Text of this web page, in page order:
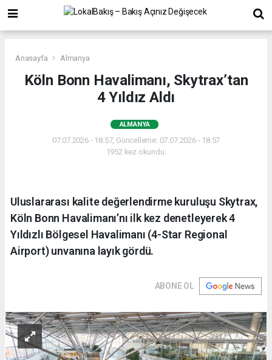
Anasayfa Almanya
Köln Bonn Havalimanı, Skytrax’tan
4 Yıldız Aldı
ALMANYA
07.07.2026 - 18:57, Güncelleme: 07.07.2026 - 18:57
1952 kez okundu.
Uluslararası kalite değerlendirme kuruluşu Skytrax,
Köln Bonn Havalimanı’nı ilk kez denetleyerek 4
Yıldızlı Bölgesel Havalimanı (4-Star Regional
Airport) unvanına layık gördü.
ABONE OL